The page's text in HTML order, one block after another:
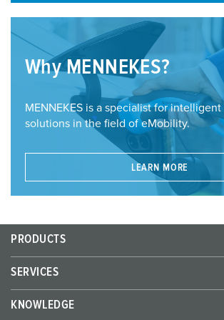
Why MENNEKES?
MENNEKES is a specialist for
solutions in the field of eMobility.
LEARN MORE
PRODUCTS
SERVICES
KNOWLEDGE